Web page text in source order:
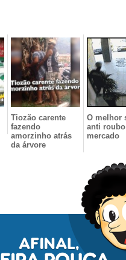
Tiozão carente
fazendo
amorzinho atrás
da árvore
O melhor
anti
mercado